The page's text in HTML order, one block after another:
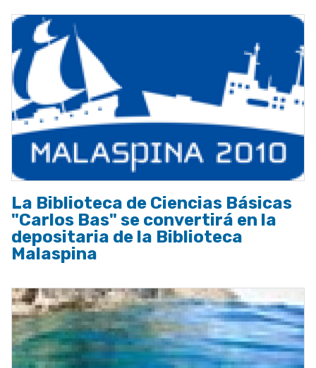
La Biblioteca de Ciencias Básicas
"Carlos Bas" se convertirá en la
depositaria de la Biblioteca
Malaspina